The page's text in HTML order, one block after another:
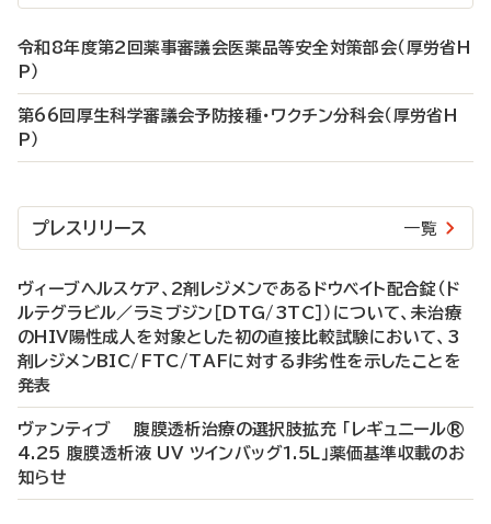
令和8年度第2回薬事審議会医薬品等安全対策部会（厚労省H
P）
第66回厚生科学審議会予防接種・ワクチン分科会（厚労省H
P）
プレスリリース 一覧
ヴィーブヘルスケア、2剤レジメンであるドウベイト配合錠（ド
ルテグラビル／ラミブジン［DTG/3TC］）について、未治療
のHIV陽性成人を対象とした初の直接比較試験において、3
剤レジメンBIC/FTC/TAFに対する非劣性を示したことを
発表
ヴァンティブ 腹膜透析治療の選択肢拡充 「レギュニール®
4.25 腹膜透析液 UV ツインバッグ1.5L」薬価基準収載のお
知らせ